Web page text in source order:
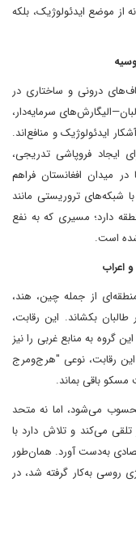
از موضع ایدئولوژیک، بلکه
درونی و ساختاری در
سرمایه‌دار،
ایدئولوژیک و منافع‌اند.
ایجاد فروپاشی تدریجی،
میدان افغانستان فراهم
شبکه‌های تروریستی مانند
دارد؛ مسیری که به نفع
است.
از جمله چین، هند،
بکشاند. این رقابت،
گروه به منابع غربی را نیز
رقابت، نوعی "هرج‌ومرج
باقی بماند.
می‌شود، اما نه متحد
تلقی می‌کند و تلاش دارد با
به‌دست آورد. همان‌طور
روسی به‌کار گرفته شد، در